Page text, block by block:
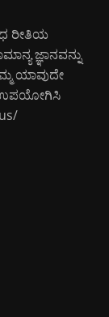
ರೀತಿಯ
ಜ್ಞಾನವನ್ನು
ಯಾವುದೇ
ಉಪಯೋಗಿಸಿ